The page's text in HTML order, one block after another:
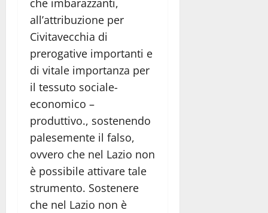
che imbarazzanti,
all’attribuzione per
Civitavecchia di
prerogative importanti e
di vitale importanza per
il tessuto sociale-
economico –
produttivo., sostenendo
palesemente il falso,
ovvero che nel Lazio non
è possibile attivare tale
strumento. Sostenere
che nel Lazio non è